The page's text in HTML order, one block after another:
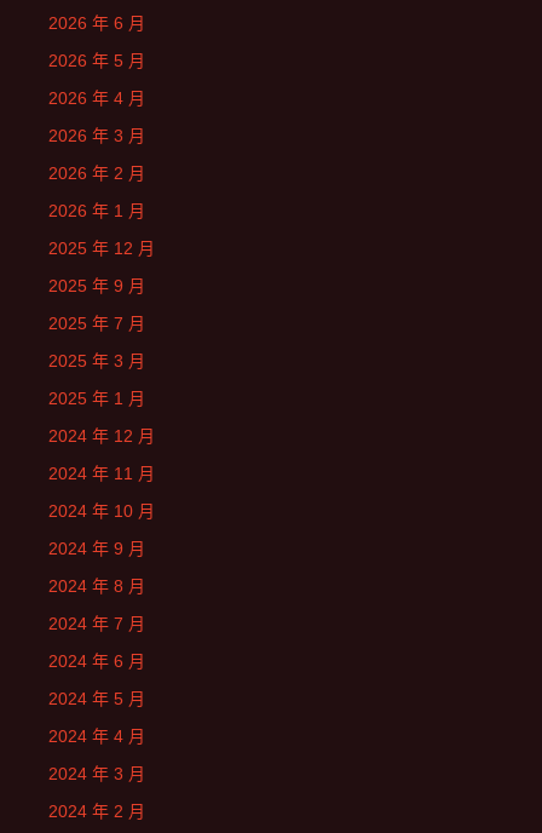
2026 年 6 月
2026 年 5 月
2026 年 4 月
2026 年 3 月
2026 年 2 月
2026 年 1 月
2025 年 12 月
2025 年 9 月
2025 年 7 月
2025 年 3 月
2025 年 1 月
2024 年 12 月
2024 年 11 月
2024 年 10 月
2024 年 9 月
2024 年 8 月
2024 年 7 月
2024 年 6 月
2024 年 5 月
2024 年 4 月
2024 年 3 月
2024 年 2 月